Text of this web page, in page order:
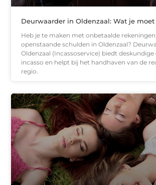
Deurwaarder in Oldenzaal: Wat je
Heb je te maken met onbetaalde
openstaande schulden in Oldenzaal?
Oldenzaal (Incassoservice) biedt
incasso en helpt bij het handhaven van de
regio.